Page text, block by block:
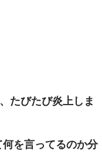
たびたび炎上しま
何を言ってるのか分